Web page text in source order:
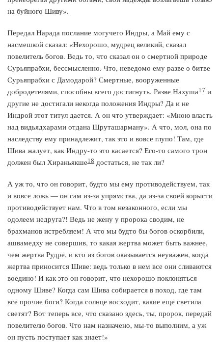
на буйного Шиву».
Передал Нарада послание могучего Индры, а Май ему с
насмешкой сказал: «Нехорошо, мудрец великий, сказал
повелитель богов. Ведь то, что сказал он о смертной природе
Сурьяпрабхи, бессмысленно. Что, неведомо ему разве о битве
Сурьяпрабхи с Дамодарой? Смертные, вооруженные
добродетелями, способны всего достигнуть. Разве Нахуша17 и
другие не достигали некогда положения Индры? Да и не
Индрой этот титул дается. А он что утверждает: «Мною власть
над видьядхарами отдана Шруташарману». А что, мол, она по
наследству ему принадлежит, так это и вовсе глупо! Там, где
Шива жалует, как Индру-то это касается? Его-то самого трон
должен был Хираньякше18 достаться, не так ли?
А уж то, что он говорит, будто мы ему противодействуем, так
и вовсе ложь — он сам из-за упрямства, да из-за своей корысти
противодействует нам. Что в том незаконного, если мы
одолеем недруга?! Ведь не жену у пророка сводим, не
брахманов истребляем! А что мы будто бы богов оскорбили,
ашвамедху не совершив, то какая жертва может быть важнее,
чем жертва Рудре, и кто из богов оказывается неуважен, когда
жертва приносится Шиве: ведь только в нем все они сливаются
воедино! И как это он говорит, что нехорошо поклоняться
одному Шиве? Когда сам Шива собирается в поход, где там
все прочие боги? Когда солнце восходит, какие еще светила
светят? Вот теперь все, что сказано здесь, ты, пророк, передай
повелителю богов. Что нам назначено, мы-то выполним, а уж
он пусть поступает как знает!»